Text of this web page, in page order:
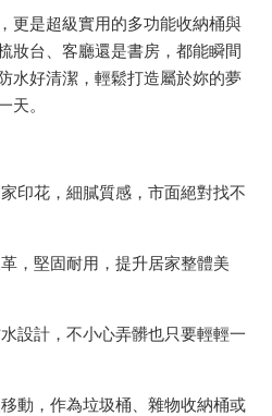
更是超級實用的多功能收納桶與
妝台、客廳還是書房，都能瞬間
水好清潔，輕鬆打造屬於妳的夢
天。
印花，細膩質感，市面絕對找不
，堅固耐用，提升居家整體美
設計，不小心弄髒也只要輕輕一
動，作為垃圾桶、雜物收納桶或